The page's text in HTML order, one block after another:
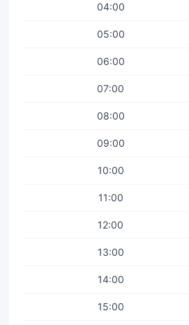
04:00
05:00
06:00
07:00
08:00
09:00
10:00
11:00
12:00
13:00
14:00
15:00